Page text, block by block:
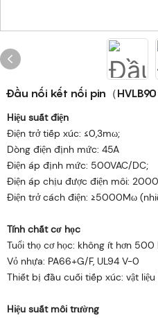
Đầu nối kết nối pin（HVLB90
Hiệu suất điện
Điện trở tiếp xúc: ≤0,3mω;
Dòng điện định mức: 45A
Điện áp định mức: 500VAC/DC;
Điện áp chịu được điện môi:
Điện trở cách điện: ≥5000Mω
Tính chất cơ học
Tuổi thọ cơ học: không ít hơn 500
Vỏ nhựa: PA66+G/F, UL94 V-0
Thiết bị đầu cuối tiếp xúc: vật
Hiệu suất môi trường